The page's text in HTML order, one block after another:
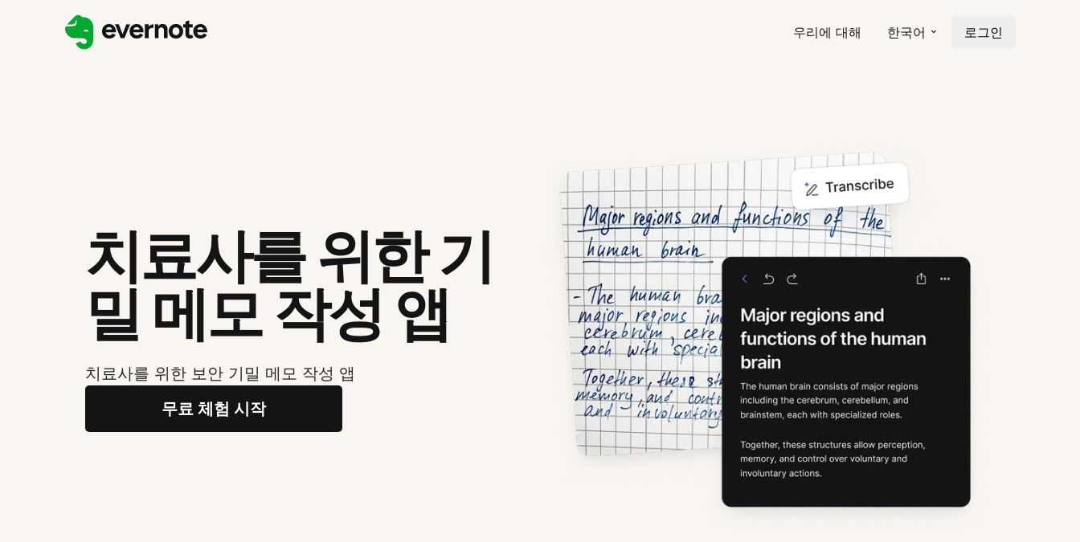
우리에 대해 한국어 로그인
치료사를 위한 기
밀 메모 작성 앱
치료사를 위한 보안 기밀 메모 작성 앱
무료 체험 시작